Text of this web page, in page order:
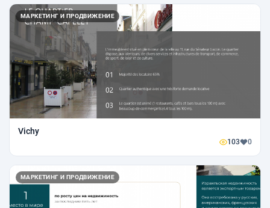
МАРКЕТИНГ И ПРОДВИЖЕНИЕ
Vichy
103 0
МАРКЕТИНГ И ПРОДВИЖЕНИЕ